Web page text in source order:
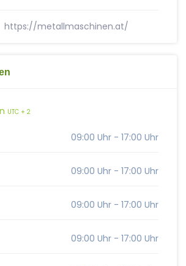
https://metallmaschinen.at/
UTC + 2
09:00 Uhr - 17:00 Uhr
09:00 Uhr - 17:00 Uhr
09:00 Uhr - 17:00 Uhr
09:00 Uhr - 17:00 Uhr